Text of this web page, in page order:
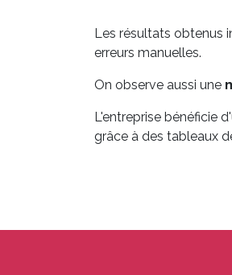
Les résultats obtenus
erreurs manuelles.
On observe aussi une
L'entreprise bénéficie
grâce à des tableaux